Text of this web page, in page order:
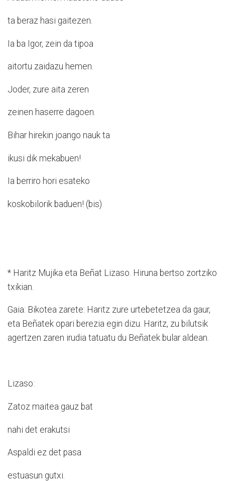
ta beraz hasi gaitezen.
Ia ba Igor, zein da tipoa
aitortu zaidazu hemen.
Joder, zure aita zeren
zeinen haserre dagoen.
Bihar hirekin joango nauk ta
ikusi dik mekabuen!
Ia berriro hori esateko
koskobilorik baduen! (bis)
* Haritz Mujika eta Beñat Lizaso. Hiruna bertso zortziko
txikian.
Gaia: Bikotea zarete: Haritz zure urtebetetzea da gaur,
eta Beñatek opari berezia egin dizu. Haritz, zu bilutsik
agertzen zaren irudia tatuatu du Beñatek bular aldean.
Lizaso:
Zatoz maitea gauz bat
nahi det erakutsi
Aspaldi ez det pasa
estuasun gutxi.